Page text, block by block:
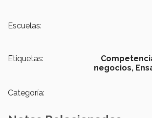
Escuelas:
Etiquetas:
negocios,
Categoría: